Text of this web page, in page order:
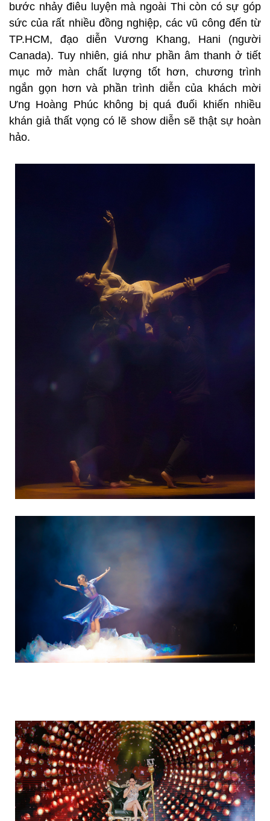
cô con gái của mình đã phải đi qua những bão
giông để tìm kiếm một hạnh phúc như ngày hôm
nay.
Gia đình nhỏ của Khánh Thi trên sân khấu.
25 năm với biết bao bao mồ hôi công sức thậm chí
cả máu và nước mắt nữ kiện tướng Khánh Thi đã
trải qua để đổi lại một liveshow mãn nhãn với những
bước nhảy điêu luyện mà ngoài Thi còn có sự góp
Canada). Tuy nhiên, giá như phần âm thanh ở tiết
khán giả thất vọng có lẽ show diễn sẽ thật sự hoàn